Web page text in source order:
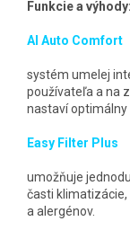
Funkcie a výhody:
AI Auto Comfort
systém umelej
používateľa a na
nastaví
Easy Filter Plus
umožňuje
časti
a alergénov.